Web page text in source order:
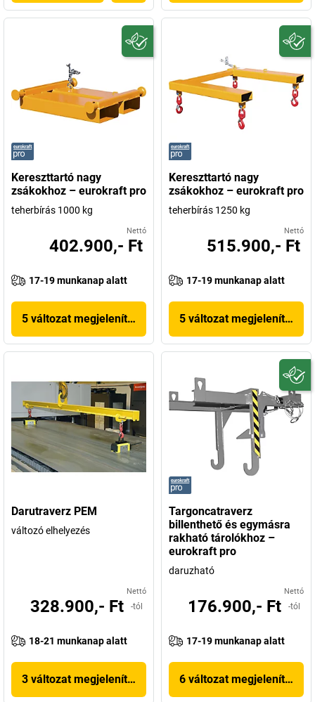
Kereszttartó nagy
zsákokhoz – eurokraft pro
teherbírás 1000 kg
Nettó
402.900,- Ft
17-19 munkanap alatt
5 változat megjelenítése
Kereszttartó nagy
zsákokhoz – eurokraft pro
teherbírás 1250 kg
Nettó
515.900,- Ft
17-19 munkanap alatt
5 változat megjelenítése
Darutraverz PEM
változó elhelyezés
Nettó
328.900,- Ft -tól
18-21 munkanap alatt
3 változat megjelenítése
Targoncatraverz
billenthető és egymásra
rakható tárolókhoz –
eurokraft pro
daruzható
Nettó
176.900,- Ft -tól
17-19 munkanap alatt
6 változat megjelenítése